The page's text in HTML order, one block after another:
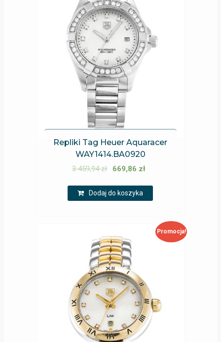
Repliki Tag Heuer Aquaracer
WAY1414.BA0920
3 459,94zł 669,86 zł
Dodaj do koszyka
Promocja!